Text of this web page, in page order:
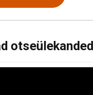
otseülekanded